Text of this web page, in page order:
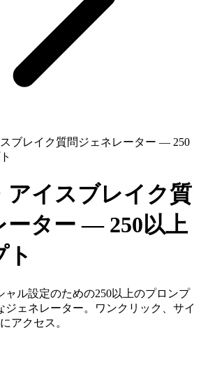
ブレイク質問ジェネレーター — 250
アイスブレイク質
ーター — 250以上
ト
ャル設定のための250以上のプロンプ
ジェネレーター。ワンクリック、サイ
アクセス。